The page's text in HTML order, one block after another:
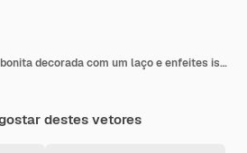
Guirlanda de Natal bonita decorada com um laço e enfeites isolados no vetor de fundo branco
destes vetores